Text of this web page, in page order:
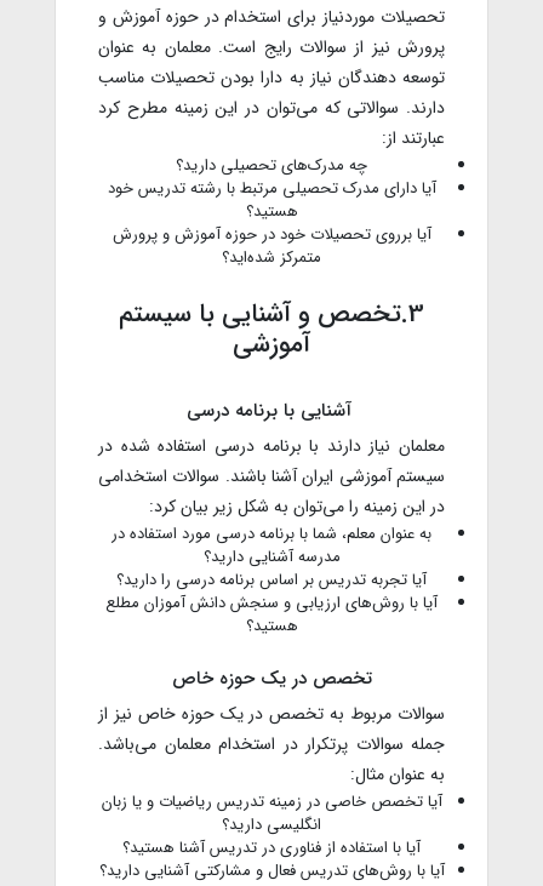
تحصیلات موردنیاز برای استخدام در حوزه آموزش و
پرورش نیز از سوالات رایج است. معلمان به عنوان
توسعه دهندگان نیاز به دارا بودن تحصیلات مناسب
دارند. سوالاتی که می‌توان در این زمینه مطرح کرد
عبارتند از:
چه مدرک‌های تحصیلی دارید؟
آیا دارای مدرک تحصیلی مرتبط با رشته تدریس خود
هستید؟
آیا برروی تحصیلات خود در حوزه آموزش و پرورش
متمرکز شده‌اید؟
3.تخصص و آشنایی با سیستم
آموزشی
آشنایی با برنامه درسی
معلمان نیاز دارند با برنامه درسی استفاده شده در
سیستم آموزشی ایران آشنا باشند. سوالات استخدامی
در این زمینه را می‌توان به شکل زیر بیان کرد:
به عنوان معلم، شما با برنامه درسی مورد استفاده در
مدرسه آشنایی دارید؟
آیا تجربه تدریس بر اساس برنامه درسی را دارید؟
آیا با روش‌های ارزیابی و سنجش دانش آموزان مطلع
هستید؟
تخصص در یک حوزه خاص
سوالات مربوط به تخصص در یک حوزه خاص نیز از
جمله سوالات پرتکرار در استخدام معلمان می‌باشد.
به عنوان مثال:
آیا تخصص خاصی در زمینه تدریس ریاضیات و یا زبان
انگلیسی دارید؟
آیا با استفاده از فناوری در تدریس آشنا هستید؟
آیا با روش‌های تدریس فعال و مشارکتی آشنایی دارید؟